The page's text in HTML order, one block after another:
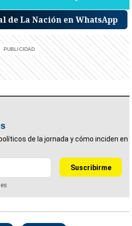
de La Nación en WhatsApp
de la jornada y cómo inciden en